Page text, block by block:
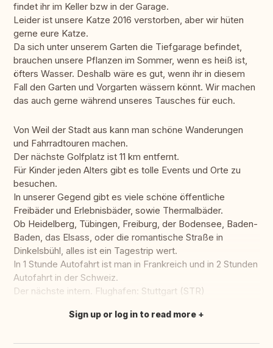
findet ihr im Keller bzw in der Garage.
Leider ist unsere Katze 2016 verstorben, aber wir hüten
gerne eure Katze.
Da sich unter unserem Garten die Tiefgarage befindet,
brauchen unsere Pflanzen im Sommer, wenn es heiß ist,
öfters Wasser. Deshalb wäre es gut, wenn ihr in diesem
Fall den Garten und Vorgarten wässern könnt. Wir machen
das auch gerne während unseres Tausches für euch.
Von Weil der Stadt aus kann man schöne Wanderungen
und Fahrradtouren machen.
Der nächste Golfplatz ist 11 km entfernt.
Für Kinder jeden Alters gibt es tolle Events und Orte zu
besuchen.
In unserer Gegend gibt es viele schöne öffentliche
Freibäder und Erlebnisbäder, sowie Thermalbäder.
Ob Heidelberg, Tübingen, Freiburg, der Bodensee, Baden-
Baden, das Elsass, oder die romantische Straße in
Dinkelsbühl, alles ist ein Tagestrip wert.
In 1 Stunde Autofahrt ist man in Frankreich und in 2 Stunden
Autofahrt in der Schweiz.
Der nächste intern. Flughafen: Stuttgart (STR)
Translate this
Sign up or log in to read more